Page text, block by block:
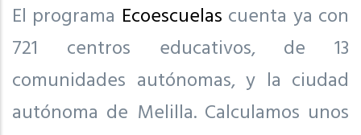
El programa Ecoescuelas cuenta ya con
721 centros educativos, de 13
comunidades autónomas, y la ciudad
autónoma de Melilla. Calculamos unos